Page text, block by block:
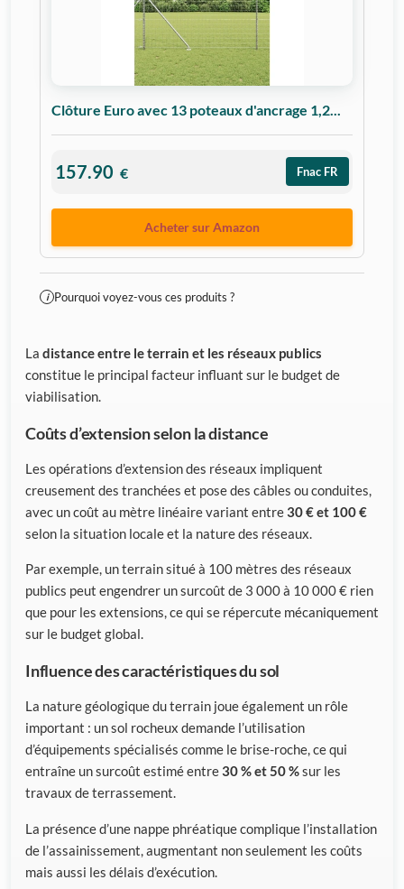
Clôture Euro avec 13 poteaux d'ancrage 1,2...
157.90 € Fnac FR
Acheter sur Amazon
i Pourquoi voyez-vous ces produits ?
La distance entre le terrain et les réseaux publics
constitue le principal facteur influant sur le budget de
viabilisation.
Coûts d’extension selon la distance
Les opérations d’extension des réseaux impliquent
creusement des tranchées et pose des câbles ou conduites,
avec un coût au mètre linéaire variant entre30 € et 100 €
selon la situation locale et la nature des réseaux.
Par exemple, un terrain situé à 100 mètres des réseaux
publics peut engendrer un surcoût de 3 000 à 10 000 € rien
que pour les extensions, ce qui se répercute mécaniquement
sur le budget global.
Influence des caractéristiques du sol
La nature géologique du terrain joue également un rôle
important : un sol rocheux demande l’utilisation
d’équipements spécialisés comme le brise-roche, ce qui
entraîne un surcoût estimé entre30 % et 50 %sur les
travaux de terrassement.
La présence d’une nappe phréatique complique l’installation
de l’assainissement, augmentant non seulement les coûts
mais aussi les délais d’exécution.